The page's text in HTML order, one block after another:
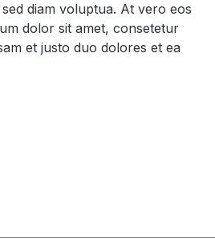
diam voluptua. At vero eos
dolor sit amet, consetetur
et justo duo dolores et ea